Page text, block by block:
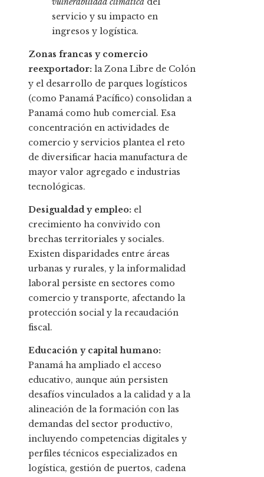
servicio y su impacto en
ingresos y logística.
Zonas francas y comercio
reexportador: la Zona Libre de Colón
y el desarrollo de parques logísticos
(como Panamá Pacífico) consolidan a
Panamá como hub comercial. Esa
concentración en actividades de
comercio y servicios plantea el reto
de diversificar hacia manufactura de
mayor valor agregado e industrias
tecnológicas.
Desigualdad y empleo: el
crecimiento ha convivido con
brechas territoriales y sociales.
Existen disparidades entre áreas
urbanas y rurales, y la informalidad
laboral persiste en sectores como
comercio y transporte, afectando la
protección social y la recaudación
fiscal.
Educación y capital humano:
Panamá ha ampliado el acceso
educativo, aunque aún persisten
desafíos vinculados a la calidad y a la
alineación de la formación con las
demandas del sector productivo,
incluyendo competencias digitales y
perfiles técnicos especializados en
logística, gestión de puertos, cadena